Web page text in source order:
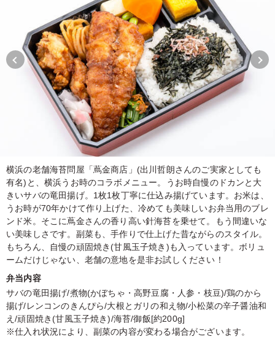
横浜の老舗海苔問屋「蔦金商店」(出川哲朗さんのご実家としても
有名)と、横浜うお時のコラボメニュー。うお時自慢のドカンと大
きいサバの竜田揚げ。1枚1枚丁寧に仕込み揚げています。お米は、
うお時が70年かけて作り上げた、冷めても美味しいお弁当用のブレ
ンド米。そこに蔦金さんの香り高い針海苔を乗せて。もう間違いな
い美味しさです。副菜も、手作りで仕上げた昔ながらのスタイル。
もちろん、自慢の頑固焼き(甘風玉子焼き)も入っています。ボリュ
ームだけじゃない、老舗の意地を是非お試しください！
弁当内容
サバの竜田揚げ/煮物(かぼちゃ・高野豆腐・人参・枝豆)/鶏のから
揚げ/レンコンのきんぴら/大根とガリの和え物/小松菜の辛子醤油和
え/頑固焼き(甘風玉子焼き)/海苔/御飯[約200g]
※仕入れ状況により、副菜の内容が変わる場合がございます。